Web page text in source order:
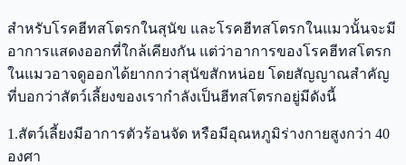
สำหรับโรคฮีทสโตรกในสุนัข และโรคฮีทสโตรกในแมวนั้นจะมี
อาการแสดงออกที่ใกล้เคียงกัน แต่ว่าอาการของโรคฮีทสโตรก
ในแมวอาจดูออกได้ยากกว่าสุนัขสักหน่อย โดยสัญญาณสำคัญ
ที่บอกว่าสัตว์เลี้ยงของเรากำลังเป็นฮีทสโตรกอยู่มีดังนี้
1.สัตว์เลี้ยงมีอาการตัวร้อนจัด หรือมีอุณหภูมิร่างกายสูงกว่า 40
องศา